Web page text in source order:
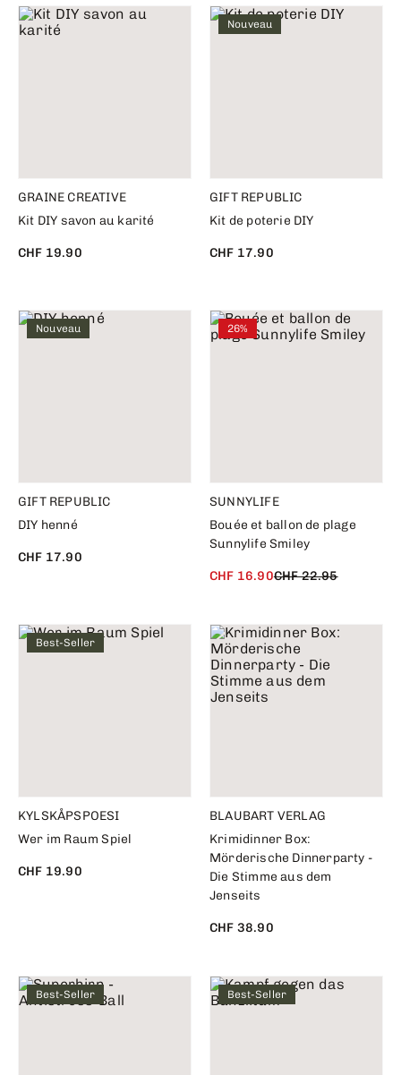
GRAINE CREATIVE
Kit DIY savon au karité
CHF 19.90
Nouveau
GIFT REPUBLIC
Kit de poterie DIY
CHF 17.90
Nouveau
GIFT REPUBLIC
DIY henné
CHF 17.90
26%
SUNNYLIFE
Bouée et ballon de plage
Sunnylife Smiley
CHF 16.90CHF 22.95
Best-Seller
KYLSKÅPSPOESI
Wer im Raum Spiel
CHF 19.90
BLAUBART VERLAG
Krimidinner Box:
Mörderische Dinnerparty -
Die Stimme aus dem
Jenseits
CHF 38.90
Best-Seller Best-Seller